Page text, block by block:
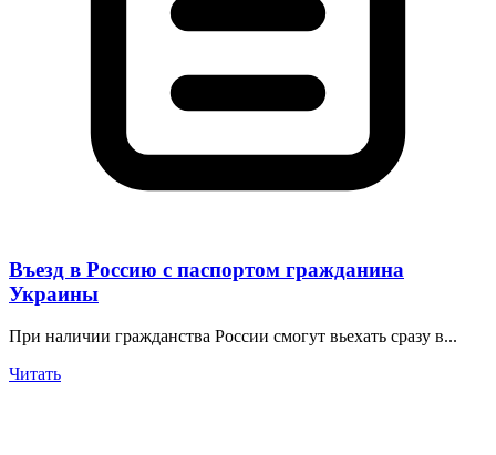
Въезд в Россию с паспортом гражданина
Украины
При наличии гражданства России смогут вьехать сразу в...
Читать